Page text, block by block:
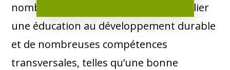
ludiques
La conséquence
immédiate de ce type de pédagogie est
évidemment un résultat sur la santé. En
effet,plus d’exercice physique équivaut
nombreux autres apports, en particulier
une éducation au développement durable
et de nombreuses compétences
transversales, telles qu’une bonne